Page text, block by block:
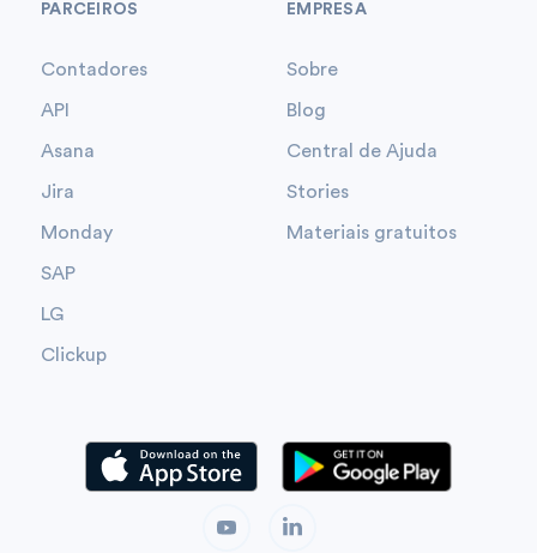
PARCEIROS
Contadores
API
Asana
Jira
Monday
SAP
LG
Clickup
EMPRESA
Sobre
Blog
Central de Ajuda
Stories
Materiais gratuitos